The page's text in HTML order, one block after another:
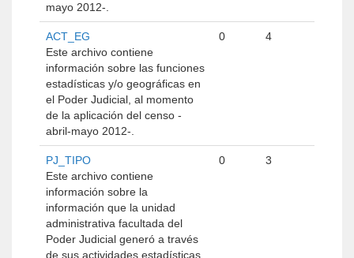
mayo 2012-.
ACT_EG
Este archivo contiene
información sobre las funciones
estadísticas y/o geográficas en
el Poder Judicial, al momento
de la aplicación del censo -
abril-mayo 2012-.
0 4
PJ_TIPO
Este archivo contiene
información sobre la
información que la unidad
administrativa facultada del
Poder Judicial generó a través
de sus actividades estadísticas
0 3